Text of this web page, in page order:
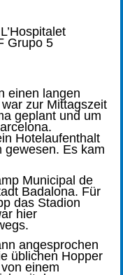
Grupo 5
einen langen
zur Mittagszeit
geplant und um
Hotelaufenthalt
gewesen. Es kam
Municipal de
Badalona. Für
das Stadion
hier
angesprochen
üblichen Hopper
einem